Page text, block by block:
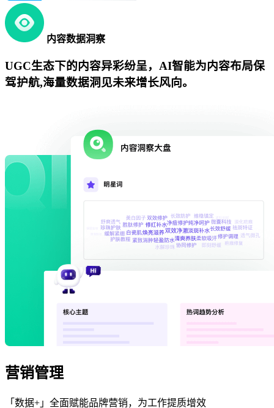
内容数据洞察
UGC生态下的内容异彩纷呈，AI智能为内容布局保
驾护航,海量数据洞见未来增长风向。
营销管理
「数据+」全面赋能品牌营销，为工作提质增效